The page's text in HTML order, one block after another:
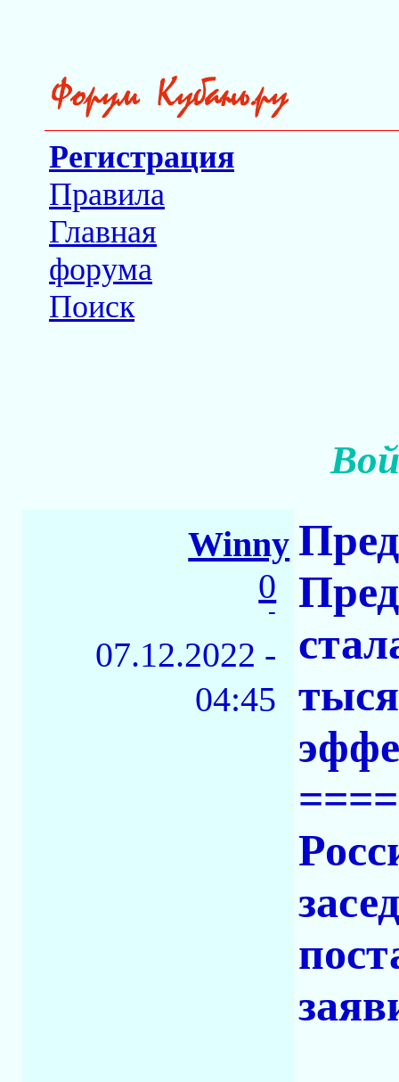
Регистрация
Правила
Главная
форума
Поиск
Winny
0
-
07.12.2022 -
04:45